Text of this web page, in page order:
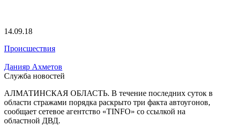
14.09.18
Происшествия
Данияр Ахметов
Служба новостей
АЛМАТИНСКАЯ ОБЛАСТЬ. В течение последних суток в
области стражами порядка раскрыто три факта автоугонов,
сообщает сетевое агентство «TINFO» со ссылкой на
областной ДВД.